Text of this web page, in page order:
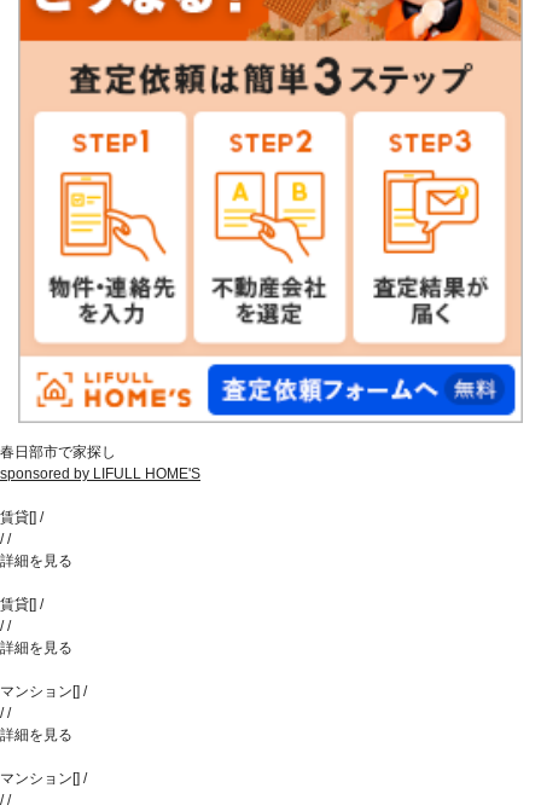
春日部市で家探し
sponsored by LIFULL HOME'S
賃貸[] /
//
詳細を見る
賃貸[] /
//
詳細を見る
マンション[] /
//
詳細を見る
マンション[] /
//